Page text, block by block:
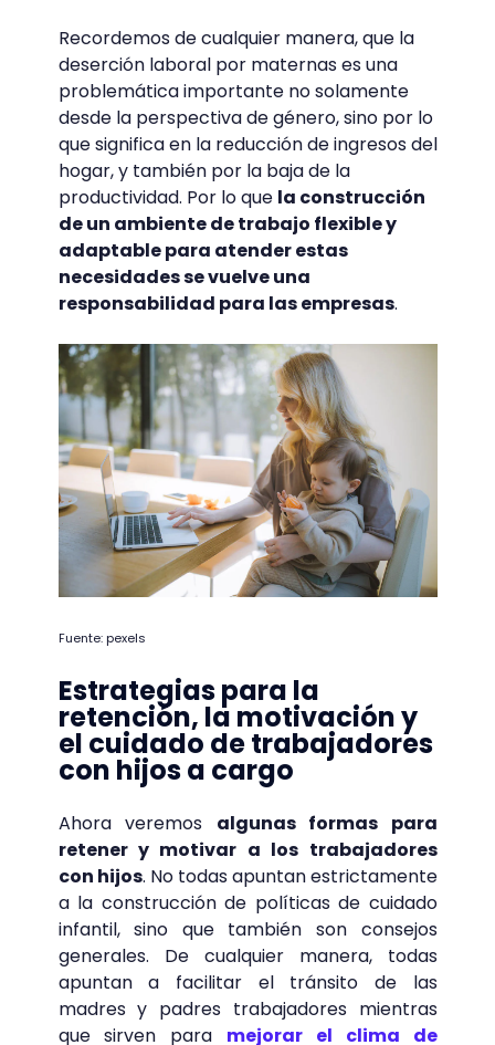
Recordemos de cualquier manera, que la
deserción laboral por maternas es una
problemática importante no solamente
desde la perspectiva de género, sino por lo
que significa en la reducción de ingresos del
hogar, y también por la baja de la
productividad. Por lo que la construcción
de un ambiente de trabajo flexible y
adaptable para atender estas
necesidades se vuelve una
responsabilidad para las empresas.
Fuente: pexels
Estrategias para la
retención, la motivación y
el cuidado de trabajadores
con hijos a cargo
Ahora veremos algunas formas para
retener y motivar a los trabajadores
con hijos. No todas apuntan estrictamente
a la construcción de políticas de cuidado
infantil, sino que también son consejos
generales. De cualquier manera, todas
apuntan a facilitar el tránsito de las
madres y padres trabajadores mientras
que sirven para mejorar el clima de